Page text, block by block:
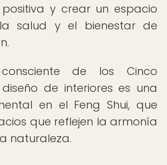
y crear un espacio
salud y el bienestar de
de los Cinco
de interiores es una
en el Feng Shui, que
que reflejen la armonía
naturaleza.